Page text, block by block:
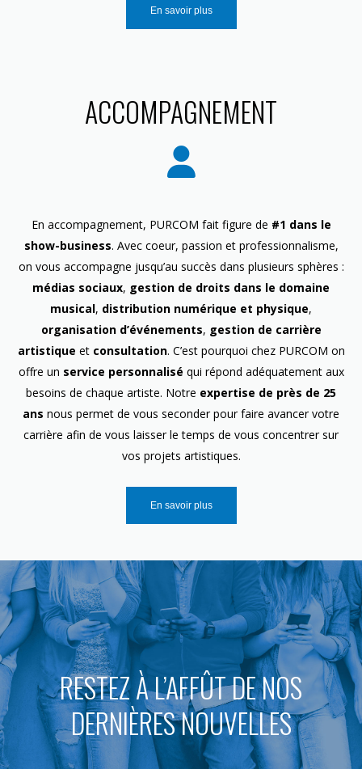
En savoir plus
ACCOMPAGNEMENT
En accompagnement, PURCOM fait figure de #1 dans le
show-business. Avec coeur, passion et professionnalisme,
on vous accompagne jusqu’au succès dans plusieurs sphères :
médias sociaux, gestion de droits dans le domaine
musical, distribution numérique et physique,
organisation d’événements, gestion de carrière
artistique etconsultation. C’est pourquoi chez PURCOM on
offre un service personnalisé qui répond adéquatement aux
besoins de chaque artiste. Notre expertise de près de 25
ans nous permet de vous seconder pour faire avancer votre
carrière afin de vous laisser le temps de vous concentrer sur
vos projets artistiques.
En savoir plus
RESTEZ À L’AFFÛT DE NOS
DERNIÈRES NOUVELLES